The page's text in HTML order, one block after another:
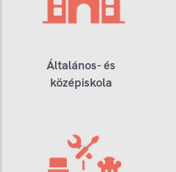
Általános- és
középiskola